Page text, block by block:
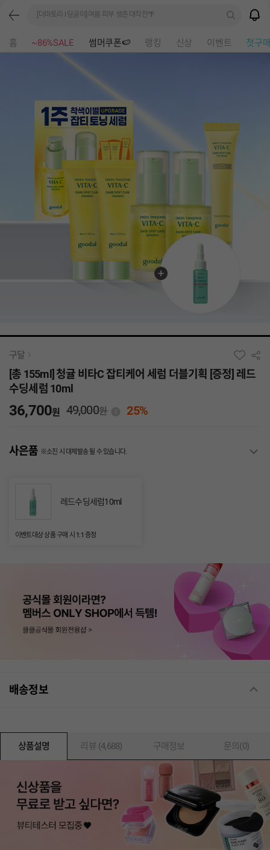
[더마토리 l 담곰이] 여름 피부 생존 대작전🌴
홈 ~86%SALE 썸머쿠폰🍉 랭킹 신상 이벤트 첫구
구달
[총 155ml] 청귤 비타C 잡티케어 세럼 더블기획 [증정] 레드
수딩세럼 10ml
36,700원 49,000원 25%
사은품 ※소진 시 대체발송 될 수 있습니다.
레드수딩세럼10ml
이벤트대상 상품 구매 시 1:1 증정
배송정보
상품설명 리뷰 (4,688) 구매정보 문의(0)